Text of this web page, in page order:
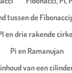
tussen de
en drie rakende
Pi en Ramanujan
van een